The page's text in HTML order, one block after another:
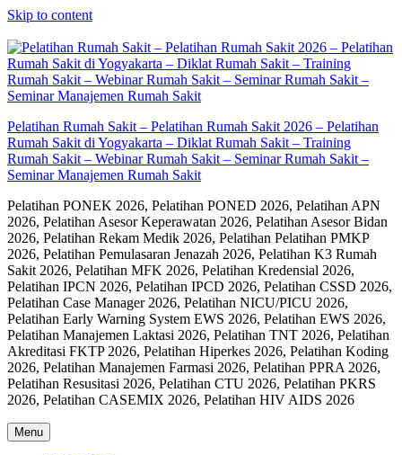
Skip to content
Pelatihan Rumah Sakit – Pelatihan Rumah Sakit 2026 – Pelatihan
Rumah Sakit di Yogyakarta – Diklat Rumah Sakit – Training
Rumah Sakit – Webinar Rumah Sakit – Seminar Rumah Sakit –
Seminar Manajemen Rumah Sakit
Pelatihan PONEK 2026, Pelatihan PONED 2026, Pelatihan APN
2026, Pelatihan Asesor Keperawatan 2026, Pelatihan Asesor Bidan
2026, Pelatihan Rekam Medik 2026, Pelatihan Pelatihan PMKP
2026, Pelatihan Pemulasaran Jenazah 2026, Pelatihan K3 Rumah
Sakit 2026, Pelatihan MFK 2026, Pelatihan Kredensial 2026,
Pelatihan IPCN 2026, Pelatihan IPCD 2026, Pelatihan CSSD 2026,
Pelatihan Case Manager 2026, Pelatihan NICU/PICU 2026,
Pelatihan Early Warning System EWS 2026, Pelatihan EWS 2026,
Pelatihan Manajemen Laktasi 2026, Pelatihan TNT 2026, Pelatihan
Akreditasi FKTP 2026, Pelatihan Hiperkes 2026, Pelatihan Koding
2026, Pelatihan Manajemen Farmasi 2026, Pelatihan PPRA 2026,
Pelatihan Resusitasi 2026, Pelatihan CTU 2026, Pelatihan PKRS
2026, Pelatihan CASEMIX 2026, Pelatihan HIV AIDS 2026
Menu